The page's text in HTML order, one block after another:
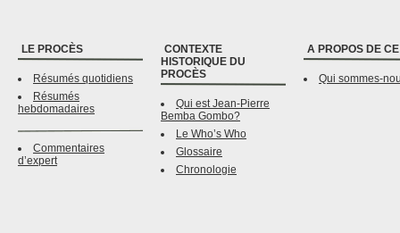
LE PROCÈS
Résumés quotidiens
Résumés
hebdomadaires
Commentaires
d’expert
CONTEXTE
HISTORIQUE DU
PROCÈS
Qui est Jean-Pierre
Bemba Gombo?
Le Who’s Who
Glossaire
Chronologie
A PROPOS DE
Qui sommes-